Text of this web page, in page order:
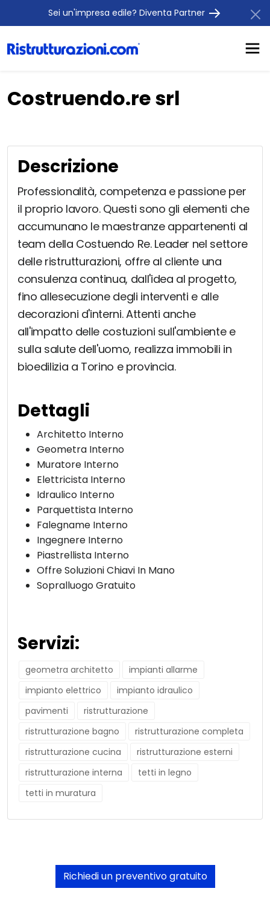
Sei un'impresa edile? Diventa Partner
Costruendo.re srl
Descrizione
Professionalità, competenza e passione per
il proprio lavoro. Questi sono gli elementi che
accumunano le maestranze appartenenti al
team della Costuendo Re. Leader nel settore
delle ristrutturazioni, offre al cliente una
consulenza continua, dall'idea al progetto,
fino allesecuzione degli interventi e alle
decorazioni d'interni. Attenti anche
all'impatto delle costuzioni sull'ambiente e
sulla salute dell'uomo, realizza immobili in
bioedilizia a Torino e provincia.
Dettagli
Architetto Interno
Geometra Interno
Muratore Interno
Elettricista Interno
Idraulico Interno
Parquettista Interno
Falegname Interno
Ingegnere Interno
Piastrellista Interno
Offre Soluzioni Chiavi In Mano
Sopralluogo Gratuito
Servizi:
geometra architetto
impianti allarme
impianto elettrico
impianto idraulico
pavimenti
ristrutturazione
ristrutturazione bagno
ristrutturazione completa
ristrutturazione cucina
ristrutturazione esterni
ristrutturazione interna
tetti in legno
tetti in muratura
Richiedi un preventivo gratuito